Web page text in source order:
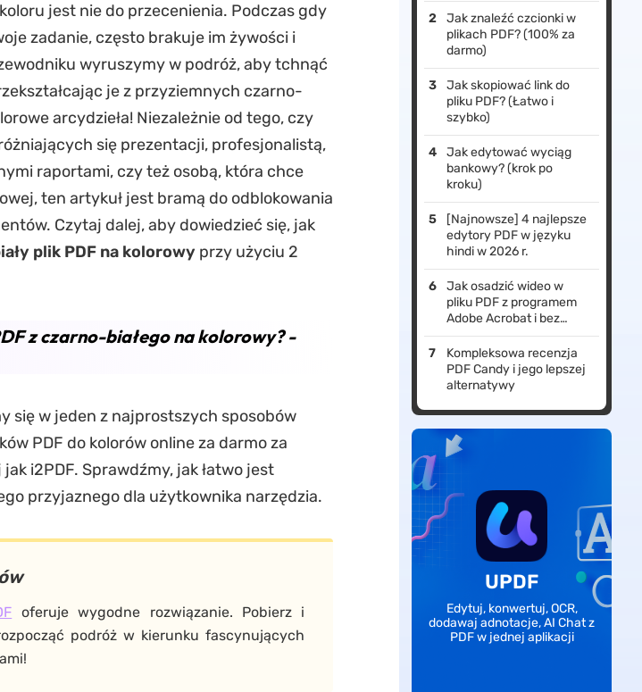
jest nie do przecenienia. Podczas gdy
zadanie, często brakuje im żywości i
wyruszymy w podróż, aby tchnąć
je z przyziemnych czarno-
arcydzieła! Niezależnie od tego, czy
się prezentacji, profesjonalistą,
raportami, czy też osobą, która chce
ten artykuł jest bramą do odblokowania
Czytaj dalej, aby dowiedzieć się, jak
plik PDF na kolorowy przy użyciu 2
z czarno-białego na kolorowy? -
się w jeden z najprostszych sposobów
PDF do kolorów online za darmo za
i2PDF. Sprawdźmy, jak łatwo jest
przyjaznego dla użytkownika narzędzia.
oferuje wygodne rozwiązanie. Pobierz i
podróż w kierunku fascynujących
Jak znaleźć czcionki w
plikach PDF? (100% za
darmo)
Jak skopiować link do
pliku PDF? (Łatwo i
szybko)
Jak edytować wyciąg
bankowy? (krok po
kroku)
[Najnowsze] 4 najlepsze
edytory PDF w języku
hindi w 2026 r.
Jak osadzić wideo w
pliku PDF z programem
Adobe Acrobat i bez
niego? (Łatwe kroki)
Kompleksowa recenzja
PDF Candy i jego lepszej
alternatywy
UPDF
Edytuj, konwertuj, OCR,
dodawaj adnotacje, AI Chat z
PDF w jednej aplikacji